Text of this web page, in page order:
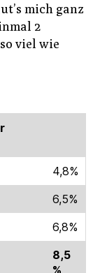
mich ganz
2
viel wie
4,8%
6,5%
6,8%
8,5